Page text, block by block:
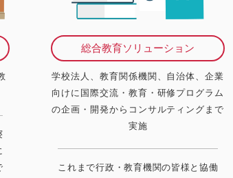
総合教育ソリューション
学校法人、教育関係機関、自治体、企業
向けに国際交流・教育・研修プログラム
の企画・開発からコンサルティングまで
実施
これまで行政・教育機関の皆様と協働